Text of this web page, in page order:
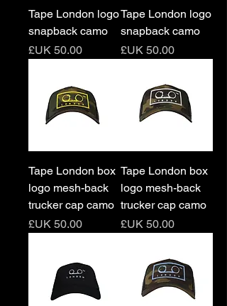
Tape London logo
snapback camo
السعر
Tape London logo
snapback camo
السعر
Tape London box
logo mesh-back
trucker cap camo
السعر
Tape London box
logo mesh-back
trucker cap camo
السعر